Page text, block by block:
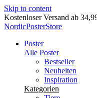
Skip to content
Lieferung in 2-5 Werktagen
NordicPosterStore
Poster
Alle Poster
Bestseller
Neuheiten
Inspiration
Kategorien